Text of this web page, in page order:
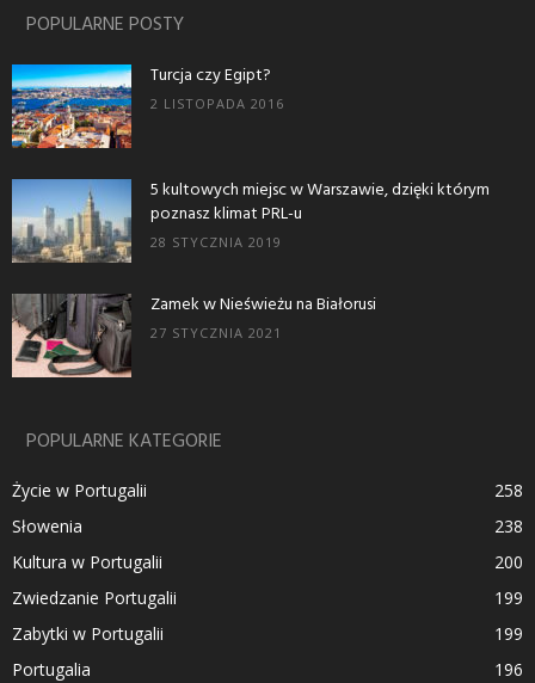
POPULARNE POSTY
Turcja czy Egipt?
2 LISTOPADA 2016
5 kultowych miejsc w Warszawie, dzięki którym
poznasz klimat PRL-u
28 STYCZNIA 2019
Zamek w Nieświeżu na Białorusi
27 STYCZNIA 2021
POPULARNE KATEGORIE
Życie w Portugalii
258
Słowenia
238
Kultura w Portugalii
200
Zwiedzanie Portugalii
199
Zabytki w Portugalii
199
Portugalia
196